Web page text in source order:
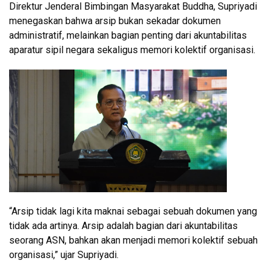
Direktur Jenderal Bimbingan Masyarakat Buddha, Supriyadi
menegaskan bahwa arsip bukan sekadar dokumen
administratif, melainkan bagian penting dari akuntabilitas
aparatur sipil negara sekaligus memori kolektif organisasi.
“Arsip tidak lagi kita maknai sebagai sebuah dokumen yang
tidak ada artinya. Arsip adalah bagian dari akuntabilitas
seorang ASN, bahkan akan menjadi memori kolektif sebuah
organisasi,” ujar Supriyadi.